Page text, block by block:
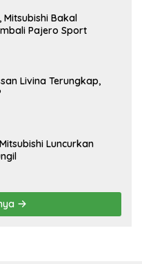
Bakal
Pajero Sport
Livina Terungkap,
Luncurkan